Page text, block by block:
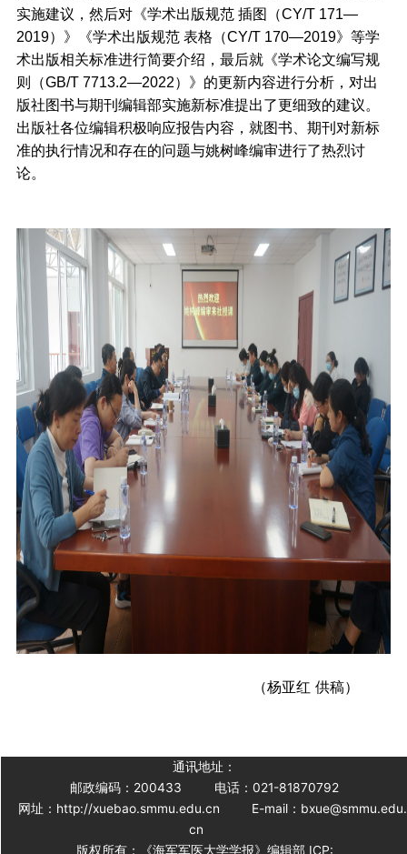
实施建议，然后对《学术出版规范 插图（CY/T 171—
2019）》《学术出版规范 表格（CY/T 170—2019》等学
术出版相关标准进行简要介绍，最后就《学术论文编写规
则（GB/T 7713.2—2022）》的更新内容进行分析，对出
版社图书与期刊编辑部实施新标准提出了更细致的建议。
出版社各位编辑积极响应报告内容，就图书、期刊对新标
准的执行情况和存在的问题与姚树峰编审进行了热烈讨
论。
（杨亚红 供稿）
通讯地址：
邮政编码：200433
电话：021-81870792
网址：http://xuebao.smmu.edu.cn
E-mail：bxue@smmu.edu.
cn
版权所有：《海军军医大学学报》编辑部 ICP: